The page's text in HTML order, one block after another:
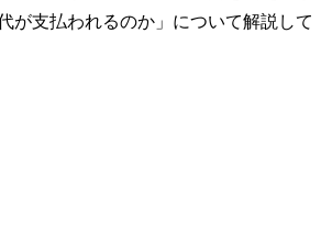
が支払われるのか」について解説して